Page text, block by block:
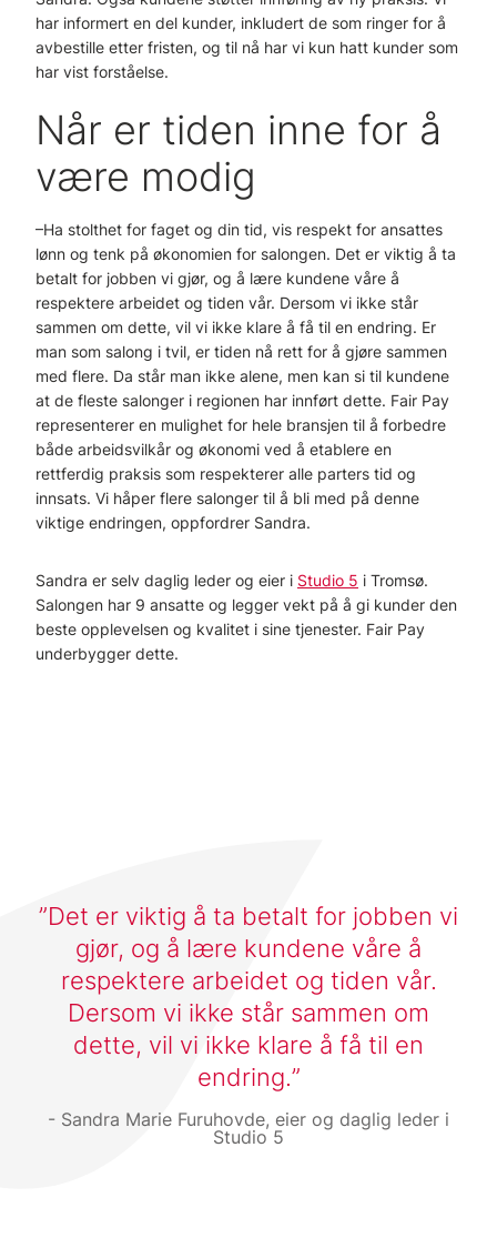
har informert en del kunder, inkludert de som ringer for å
avbestille etter fristen, og til nå har vi kun hatt kunder som
har vist forståelse.
Når er tiden inne for å
være modig
–Ha stolthet for faget og din tid, vis respekt for ansattes
lønn og tenk på økonomien for salongen. Det er viktig å ta
betalt for jobben vi gjør, og å lære kundene våre å
respektere arbeidet og tiden vår. Dersom vi ikke står
sammen om dette, vil vi ikke klare å få til en endring. Er
man som salong i tvil, er tiden nå rett for å gjøre sammen
med flere. Da står man ikke alene, men kan si til kundene
at de fleste salonger i regionen har innført dette. Fair Pay
representerer en mulighet for hele bransjen til å forbedre
både arbeidsvilkår og økonomi ved å etablere en
rettferdig praksis som respekterer alle parters tid og
innsats. Vi håper flere salonger til å bli med på denne
viktige endringen, oppfordrer Sandra.
Sandra er selv daglig leder og eier i Studio 5 i Tromsø.
Salongen har 9 ansatte og legger vekt på å gi kunder den
beste opplevelsen og kvalitet i sine tjenester. Fair Pay
underbygger dette.
Det er viktig å ta betalt for jobben vi
gjør, og å lære kundene våre å
respektere arbeidet og tiden vår.
Dersom vi ikke står sammen om
dette, vil vi ikke klare å få til en
endring.
Sandra Marie Furuhovde, eier og daglig leder i
Studio 5